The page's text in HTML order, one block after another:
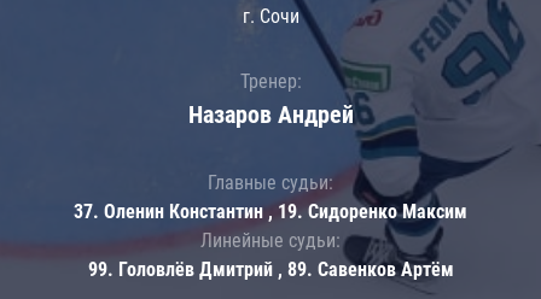
г. Сочи
Тренер:
Назаров Андрей
Главные судьи:
37. Оленин Константин , 19. Сидоренко Максим
Линейные судьи:
99. Головлёв Дмитрий , 89. Савенков Артём